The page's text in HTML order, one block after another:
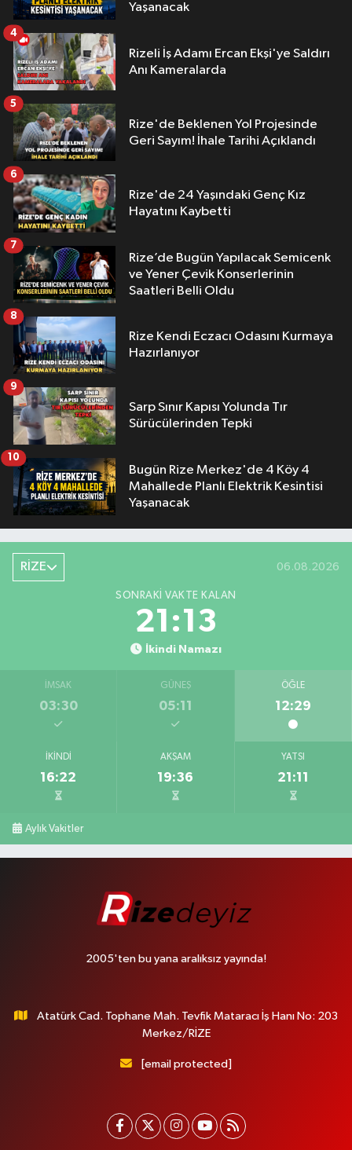
Yaşanacak
Rizeli İş Adamı Ercan Ekşi'ye Saldırı
Anı Kameralarda
4
Rize'de Beklenen Yol Projesinde
Geri Sayım! İhale Tarihi Açıklandı
5
Rize'de 24 Yaşındaki Genç Kız
Hayatını Kaybetti
6
Rize’de Bugün Yapılacak Semicenk
ve Yener Çevik Konserlerinin
Saatleri Belli Oldu
7
Rize Kendi Eczacı Odasını Kurmaya
Hazırlanıyor
8
Sarp Sınır Kapısı Yolunda Tır
Sürücülerinden Tepki
9
Bugün Rize Merkez'de 4 Köy 4
Mahallede Planlı Elektrik Kesintisi
Yaşanacak
10
RİZE 06.08.2026
SONRAKI VAKTE KALAN
21:12
İkindi Namazı
İMSAK
03:30
GÜNEŞ
05:11
ÖĞLE
12:29
İKINDI
16:22
AKŞAM
19:36
YATSI
21:11
Aylık Vakitler
2005'ten bu yana aralıksız yayında!
Atatürk Cad. Tophane Mah. Tevfik Mataracı İş Hanı No: 203
Merkez/RİZE
[email protected]